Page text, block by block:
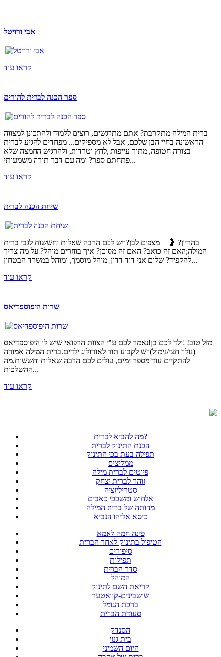
אבי ורויטל
קראו עוד
ספר הכנה לברית להורים
ברית המילה מתקרבת? אתם מתרגשים, רוצים ללמוד ולהתכונן למצווה
הראשונה בחיי הבן שלכם, אבל לא מספיקים... מפחדים להגיע לברית
בצורה חטופה, מתוך עייפות ,לחץ וטרדות, ולהרגיש החמצה שלא
פתחתם ספר? ומה עם דבר תורה משמעותי...
קראו עוד
שיחת הכנה לברית
בהריון? 🤰🏼מצפים לבן?ויש לכם הרבה שאלות וחששות לגבי ברית
המילה;האם זה כואב? האם זה מסוכן? איך בוחרים מוהל? על מה צריך
להקפיד? שלום אני דוד דדון, מוהל מוסמך, ומוהל במשרד הבטחון...
קראו עוד
שרות היפוספדיאס
מזל טוב! נולד לכם בן!נאמר לכם ע"י הצוות הרפואי שיש לו היפוספדיאס
(נולד חצי/נימול)ויש לקבוע תור לאורולוג ילדים.ברית המילה אמורה
להתקיים עוד מספר ימים, עולים לכם הרבה שאלות וחששות,מה
ההשלכות...
קראו עוד
מה להביא לברית?
הכנת התינוק לברית
תפילה בעת בכי התינוק
ממליצים
פיוטים לברית מילה
זוהר לברית יצחק
סטריליזציה
אלחוש ומשככי כאבים
מהותה של ברית המילה
כיסא אליהו הנביא
פינה חמה לאמא
הטיפול בתינוק לאחר הברית
סיפורים
תפילות
סדר הברית
המוהל
קריאת השם לתינוק
שושבינים-קוואטער
ברכת הגומל
סעודת הברית
הסנדק
בית גנזי
היום השמיני